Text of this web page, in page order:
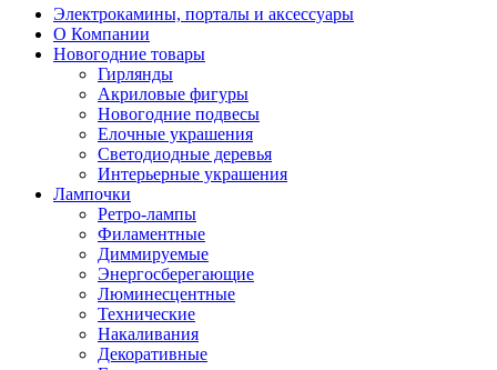
Электрокамины, порталы и аксессуары
О Компании
Новогодние товары
Гирлянды
Акриловые фигуры
Новогодние подвесы
Елочные украшения
Светодиодные деревья
Интерьерные украшения
Лампочки
Ретро-лампы
Филаментные
Диммируемые
Энергосберегающие
Люминесцентные
Технические
Накаливания
Декоративные